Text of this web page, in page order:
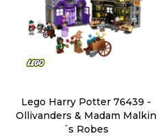
Lego Harry Potter 76439 -
Ollivanders & Madam Malkin
´s Robes